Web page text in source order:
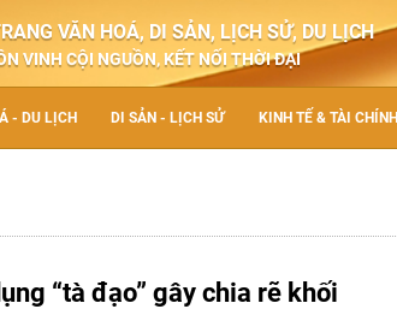
VĂN HOÁ, DI SẢN, LỊCH SỬ, DU LỊCH
VINH CỘI NGUỒN, KẾT NỐI THỜI ĐẠI
- DU LỊCH DI SẢN - LỊCH SỬ KINH TẾ & TÀI CHÍNH
“tà đạo” gây chia rẽ khối